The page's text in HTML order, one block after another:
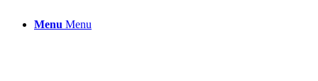
Menu Menu